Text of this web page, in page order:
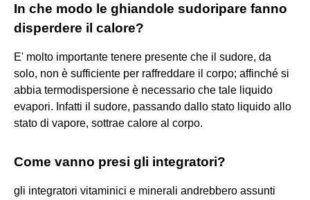
In che modo le ghiandole sudoripare fanno
disperdere il calore?
E' molto importante tenere presente che il sudore, da
solo, non è sufficiente per raffreddare il corpo; affinché si
abbia termodispersione è necessario che tale liquido
evapori. Infatti il sudore, passando dallo stato liquido allo
stato di vapore, sottrae calore al corpo.
Come vanno presi gli integratori?
gli integratori vitaminici e minerali andrebbero assunti